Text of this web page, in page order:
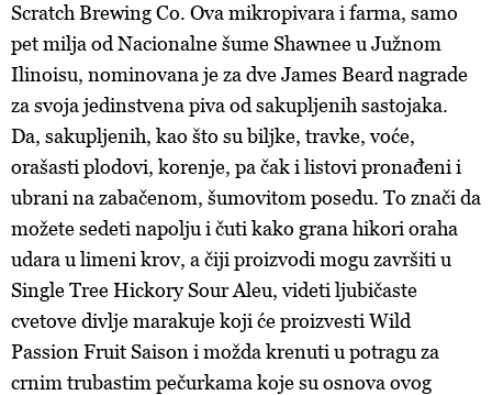
Scratch Brewing Co. Ova mikropivara i farma, samo
pet milja od Nacionalne šume Shawnee u Južnom
Ilinoisu, nominovana je za dve James Beard nagrade
za svoja jedinstvena piva od sakupljenih sastojaka.
Da, sakupljenih, kao što su biljke, travke, voće,
orašasti plodovi, korenje, pa čak i listovi pronađeni i
ubrani na zabačenom, šumovitom posedu. To znači da
možete sedeti napolju i čuti kako grana hikori oraha
udara u limeni krov, a čiji proizvodi mogu završiti u
Single Tree Hickory Sour Aleu, videti ljubičaste
cvetove divlje marakuje koji će proizvesti Wild
Passion Fruit Saison i možda krenuti u potragu za
crnim trubastim pečurkama koje su osnova ovog